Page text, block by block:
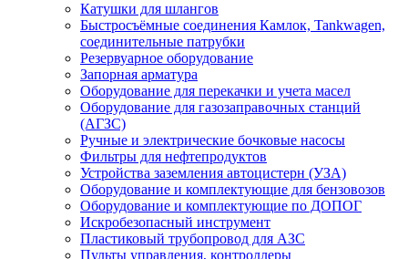
Катушки для шлангов
Быстросъёмные соединения Камлок, Tankwagen,
соединительные патрубки
Резервуарное оборудование
Запорная арматура
Оборудование для перекачки и учета масел
Оборудование для газозаправочных станций
(АГЗС)
Ручные и электрические бочковые насосы
Фильтры для нефтепродуктов
Устройства заземления автоцистерн (УЗА)
Оборудование и комплектующие для бензовозов
Оборудование и комплектующие по ДОПОГ
Искробезопасный инструмент
Пластиковый трубопровод для АЗС
Пульты управления, контроллеры